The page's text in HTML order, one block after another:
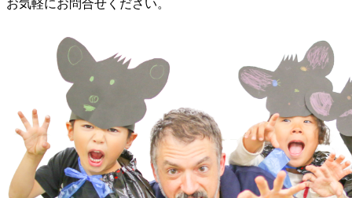
お気軽にお問合せください。